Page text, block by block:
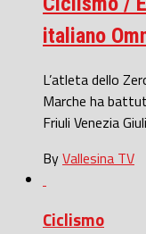
italiano
L’atleta dello
Marche ha
Friuli Venezia
ByVallesina TV
Ciclismo